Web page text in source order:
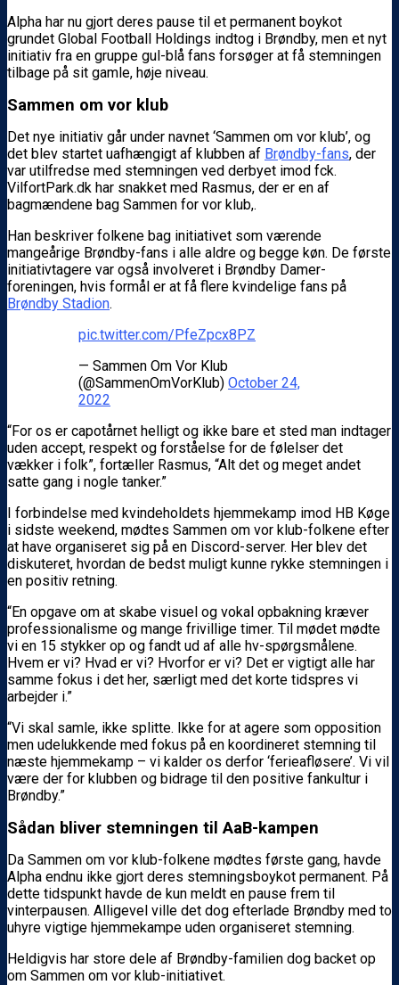
Alpha har nu gjort deres pause til et permanent boykot
grundet Global Football Holdings indtog i Brøndby, men et nyt
initiativ fra en gruppe gul-blå fans forsøger at få stemningen
tilbage på sit gamle, høje niveau.
Sammen om vor klub
Det nye initiativ går under navnet ‘Sammen om vor klub’, og
det blev startet uafhængigt af klubben af Brøndby-fans, der
var utilfredse med stemningen ved derbyet imod fck.
VilfortPark.dk har snakket med Rasmus, der er en af
bagmændene bag Sammen for vor klub,.
Han beskriver folkene bag initiativet som værende
mangeårige Brøndby-fans i alle aldre og begge køn. De første
initiativtagere var også involveret i Brøndby Damer-
foreningen, hvis formål er at få flere kvindelige fans på
Brøndby Stadion.
pic.twitter.com/PfeZpcx8PZ
— Sammen Om Vor Klub
(@SammenOmVorKlub) October 24,
2022
“For os er capotårnet helligt og ikke bare et sted man indtager
uden accept, respekt og forståelse for de følelser det
vækker i folk”, fortæller Rasmus, “Alt det og meget andet
satte gang i nogle tanker.”
I forbindelse med kvindeholdets hjemmekamp imod HB Køge
i sidste weekend, mødtes Sammen om vor klub-folkene efter
at have organiseret sig på en Discord-server. Her blev det
diskuteret, hvordan de bedst muligt kunne rykke stemningen i
en positiv retning.
“En opgave om at skabe visuel og vokal opbakning kræver
professionalisme og mange frivillige timer. Til mødet mødte
vi en 15 stykker op og fandt ud af alle hv-spørgsmålene.
Hvem er vi? Hvad er vi? Hvorfor er vi? Det er vigtigt alle har
samme fokus i det her, særligt med det korte tidspres vi
arbejder i.”
“Vi skal samle, ikke splitte. Ikke for at agere som opposition
men udelukkende med fokus på en koordineret stemning til
næste hjemmekamp – vi kalder os derfor ‘ferieafløsere’. Vi vil
være der for klubben og bidrage til den positive fankultur i
Brøndby.”
Sådan bliver stemningen til AaB-kampen
Da Sammen om vor klub-folkene mødtes første gang, havde
Alpha endnu ikke gjort deres stemningsboykot permanent. På
dette tidspunkt havde de kun meldt en pause frem til
vinterpausen. Alligevel ville det dog efterlade Brøndby med to
uhyre vigtige hjemmekampe uden organiseret stemning.
Heldigvis har store dele af Brøndby-familien dog backet op
om Sammen om vor klub-initiativet.